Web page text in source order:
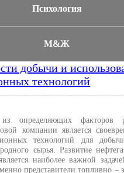
Психология
М&Ж
добычи и
технологий
определяющих факторов
компании является
технологий для
сырья. Развитие
наиболее важной
представители топливно –